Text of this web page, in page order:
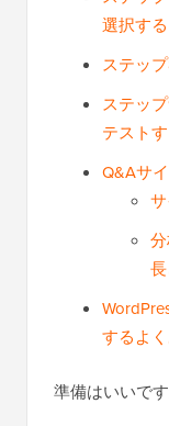
選択する
ステッ
ステッ
テスト
Q&Aサ
するよ
準備はいいで